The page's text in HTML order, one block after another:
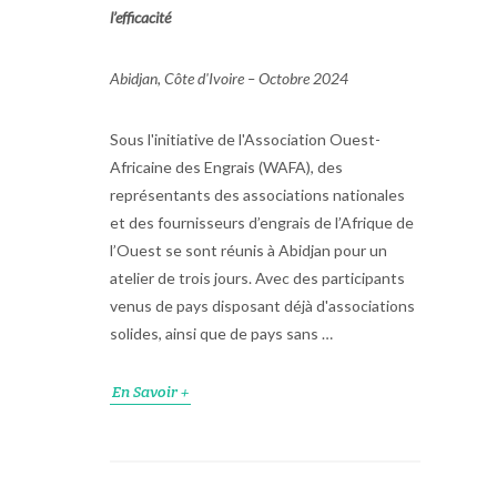
l’efficacité
Abidjan, Côte d'Ivoire – Octobre 2024
Sous l'initiative de l'Association Ouest-
Africaine des Engrais (WAFA), des
représentants des associations nationales
et des fournisseurs d’engrais de l’Afrique de
l’Ouest se sont réunis à Abidjan pour un
atelier de trois jours. Avec des participants
venus de pays disposant déjà d'associations
solides, ainsi que de pays sans …
En Savoir +